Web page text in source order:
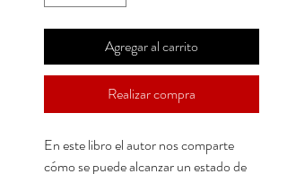
Agregar al carrito
Realizar compra
En este libro el autor nos comparte
cómo se puede alcanzar un estado de